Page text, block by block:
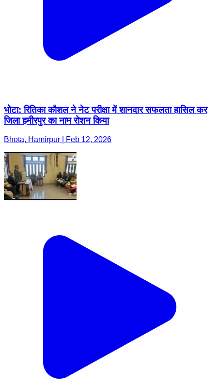
भोटा: रितिका कौशल ने नेट परीक्षा में शानदार सफलता हासिल कर
जिला हमीरपुर का नाम रोशन किया
Bhota, Hamirpur | Feb 12, 2026